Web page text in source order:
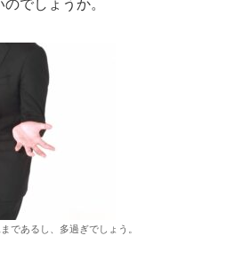
でしょうか。
であるし、多過ぎでしょう。